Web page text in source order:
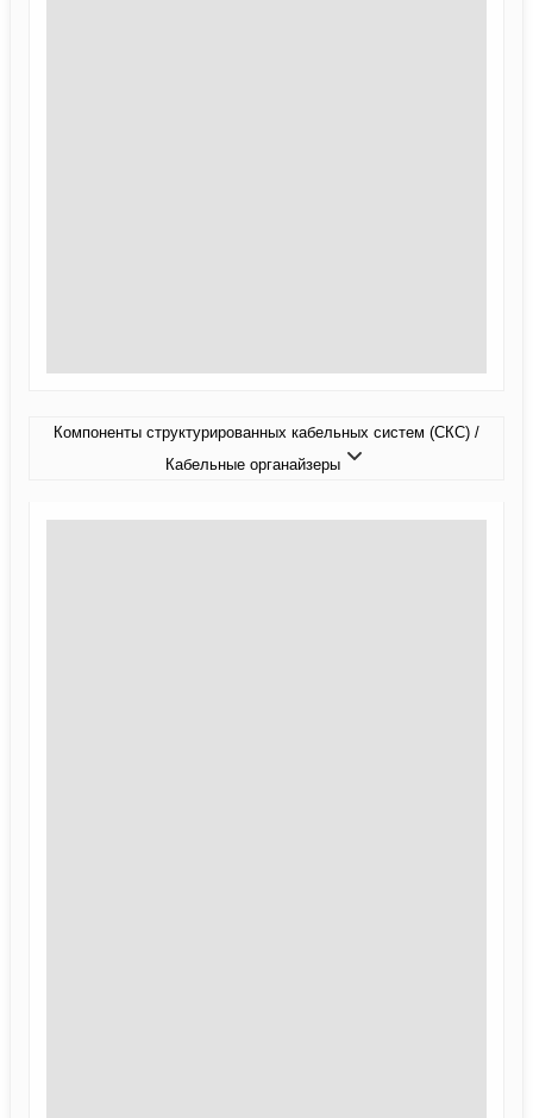
Компоненты структурированных кабельных систем (СКС) /
Кабельные органайзеры